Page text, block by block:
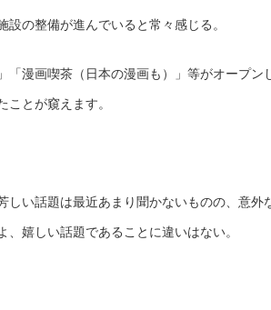
の整備が進んでいると常々感じる。
漫画喫茶（日本の漫画も）」等がオープン
とが窺えます。
しい話題は最近あまり聞かないものの、意外
嬉しい話題であることに違いはない。